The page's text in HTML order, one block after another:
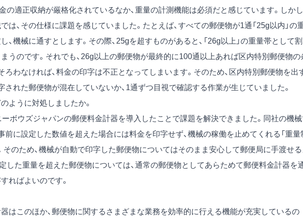
の適正収納が厳格化されているなか、重量の計測機能は必須だと感じています。しかし
は、その仕様に課題を感じていました。たとえば、すべての郵便物が1通「25g以内」の
、機械に通すとします。その際、25gを超すものがあると、「26g以上」の重量帯として割
うのです。それでも、26g以上の郵便物が最終的に100通以上あれば区内特別郵便物の
ろわなければ、料金の印字は不正となってしまいます。そのため、区内特別郵便物を出
された郵便物が混在していないか、1通ずつ目視で確認する作業が生じていました。
ように対処しましたか。
ボウズジャパンの郵便料金計器を導入したことで課題を解決できました。同社の機
前に設定した数値を超えた場合には料金を印字せず、機械の稼働を止めてくれる「重量
そのため、機械が自動で印字した郵便物についてはそのまま安心して郵便局に手渡せる
した重量を超えた郵便物については、通常の郵便物としてあらためて郵便料金計器を
ればよいのです。
はこのほか、郵便物に関するさまざまな業務を効率的に行える機能が充実しているの